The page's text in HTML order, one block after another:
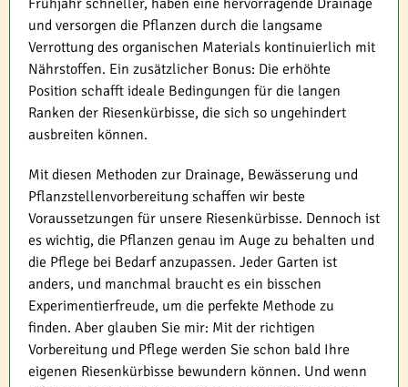
und versorgen die Pflanzen durch die langsame
Verrottung des organischen Materials kontinuierlich mit
Nährstoffen. Ein zusätzlicher Bonus: Die erhöhte
Position schafft ideale Bedingungen für die langen
Ranken der Riesenkürbisse, die sich so ungehindert
ausbreiten können.
Mit diesen Methoden zur Drainage, Bewässerung und
Pflanzstellenvorbereitung schaffen wir beste
Voraussetzungen für unsere Riesenkürbisse. Dennoch ist
es wichtig, die Pflanzen genau im Auge zu behalten und
die Pflege bei Bedarf anzupassen. Jeder Garten ist
anders, und manchmal braucht es ein bisschen
Experimentierfreude, um die perfekte Methode zu
finden. Aber glauben Sie mir: Mit der richtigen
Vorbereitung und Pflege werden Sie schon bald Ihre
eigenen Riesenkürbisse bewundern können. Und wenn